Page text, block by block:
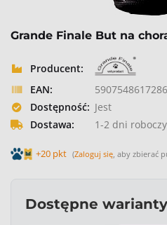
Grande Finale But na
Producent:
EAN:
5907548617286
Dostępność: Jest
Dostawa:
1-2 dni
+20 pkt (Zaloguj się , aby zbierać
Dostępne